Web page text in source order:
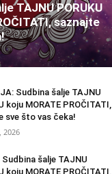
TAJNU PORUKU
saznajte
Sudbina šalje TAJNU
koju MORATE PROČITATI,
sve što vas čeka!
2026
Sudbina šalje TAJNU
koju MORATE PROČITATI,